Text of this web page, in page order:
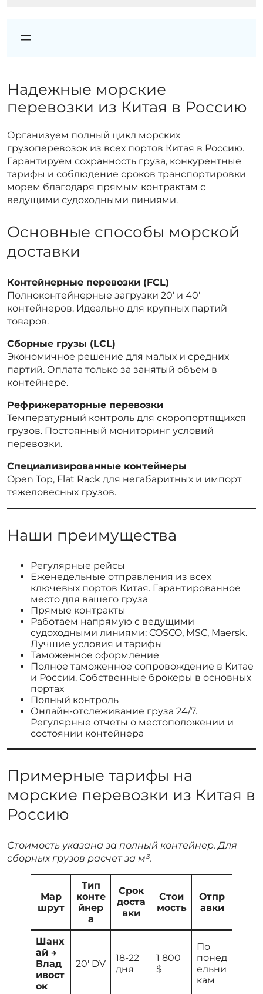
Надежные морские
перевозки из Китая в Россию
Организуем полный цикл морских
грузоперевозок из всех портов Китая в Россию.
Гарантируем сохранность груза, конкурентные
тарифы и соблюдение сроков транспортировки
морем благодаря прямым контрактам с
ведущими судоходными линиями.
Основные способы морской
доставки
Контейнерные перевозки (FCL)
Полноконтейнерные загрузки 20′ и 40′
контейнеров. Идеально для крупных партий
товаров.
Сборные грузы (LCL)
Экономичное решение для малых и средних
партий. Оплата только за занятый объем в
контейнере.
Рефрижераторные перевозки
Температурный контроль для скоропортящихся
грузов. Постоянный мониторинг условий
перевозки.
Специализированные контейнеры
Open Top, Flat Rack для негабаритных и импорт
тяжеловесных грузов.
Наши преимущества
Регулярные рейсы
Еженедельные отправления из всех
ключевых портов Китая. Гарантированное
место для вашего груза
Прямые контракты
Работаем напрямую с ведущими
судоходными линиями: COSCO, MSC, Maersk.
Лучшие условия и тарифы
Таможенное оформление
Полное таможенное сопровождение в Китае
и России. Собственные брокеры в основных
портах
Полный контроль
Онлайн-отслеживание груза 24/7.
Регулярные отчеты о местоположении и
состоянии контейнера
Примерные тарифы на
морские перевозки из Китая в
Россию
Стоимость указана за полный контейнер. Для
сборных грузов расчет за м³.
Мар
шрут
Тип
конте
йнер
а
Срок
доста
вки
Стои
мость
Отпр
авки
Шанх
ай →
Влад
ивост
ок
20′ DV
18-22
дня
1 800
$
По
понед
ельни
кам